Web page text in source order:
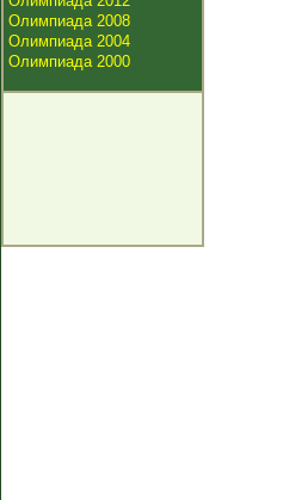
Олимпиада 2008
Олимпиада 2004
Олимпиада 2000